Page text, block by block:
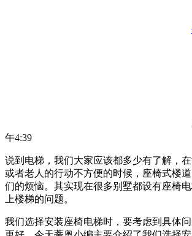
午4:39
说到电梯，我们大家应该都多少有了解，
或者老人的行动不方便的时候，座椅式楼
们的烦恼。其实现在很多别墅都设有座椅
上楼梯的问题。
我们选择安装座椅电梯时，要考虑到具体